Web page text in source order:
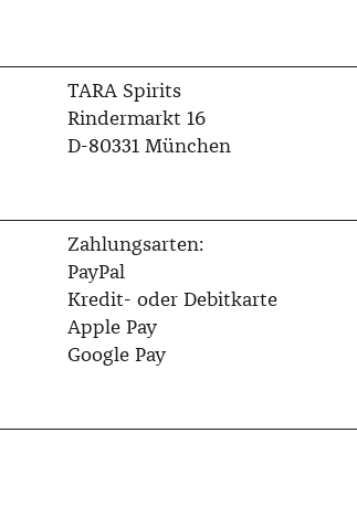
TARA Spirits
Rindermarkt 16
D-80331 München
Zahlungsarten:
PayPal
Kredit- oder Debitkarte
Apple Pay
Google Pay